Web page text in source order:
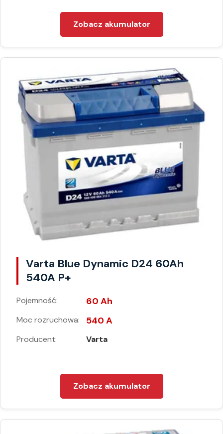
Zobacz akumulator
Varta Blue Dynamic D24 60Ah
540A P+
Pojemność: 60 Ah
Moc rozruchowa: 540 A
Producent: Varta
Zobacz akumulator